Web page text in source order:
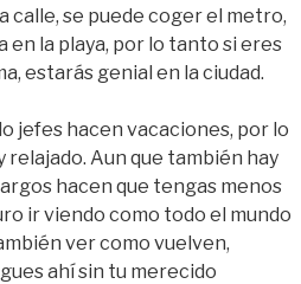
calle, se puede coger el metro,
en la playa, por lo tanto si eres
estarás genial en la ciudad.
jefes hacen vacaciones, por lo
Aun que también hay
hacen que tengas menos
ir viendo como todo el mundo
ver como vuelven,
ahí sin tu merecido